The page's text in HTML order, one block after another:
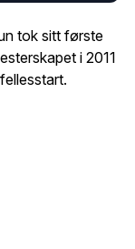
tok sitt første
i 2011